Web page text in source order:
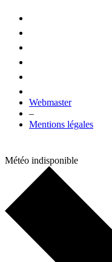
Webmaster
–
Mentions légales
Météo indisponible